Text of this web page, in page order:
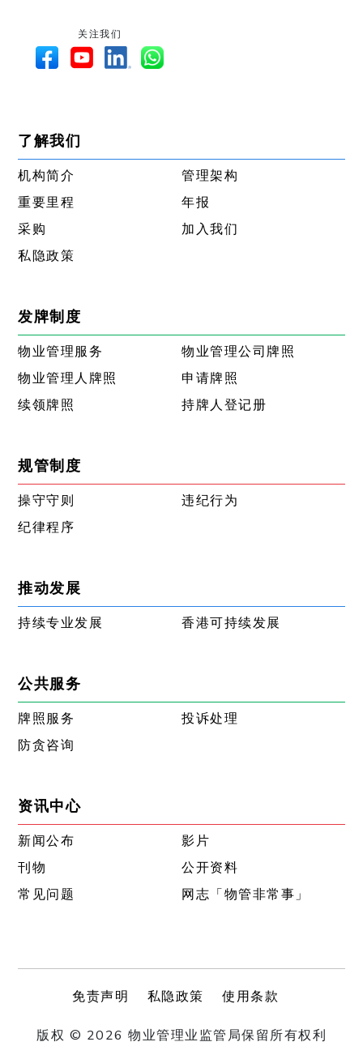
关注我们
了解我们
机构简介
管理架构
重要里程
年报
采购
加入我们
私隐政策
发牌制度
物业管理服务
物业管理公司牌照
物业管理人牌照
申请牌照
续领牌照
持牌人登记册
规管制度
操守守则
违纪行为
纪律程序
推动发展
持续专业发展 香港可持续发展
公共服务
牌照服务
投诉处理
防贪咨询
资讯中心
新闻公布
影片
刊物
公开资料
常见问题
网志「物管非常事」
免责声明 私隐政策 使用条款
版权 © 2026 物业管理业监管局保留所有权利